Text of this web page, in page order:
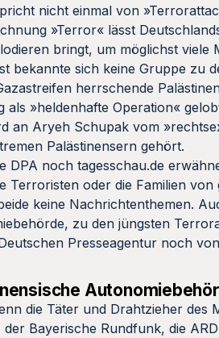
nicht einmal von
»Terror« lässt
bringt, um möglichst
bekannte sich keine Gruppe zu
herrschende
als »heldenhafte Operation«
an Aryeh Schupak vom
Palästinensern gehört.
DPA noch tagesschau.de
Terroristen oder die Familien
keine Nachrichtenthemen.
zu den jüngsten
Presseagentur noch
die Täter und Drahtzieher
der Bayerische Rundfunk, die